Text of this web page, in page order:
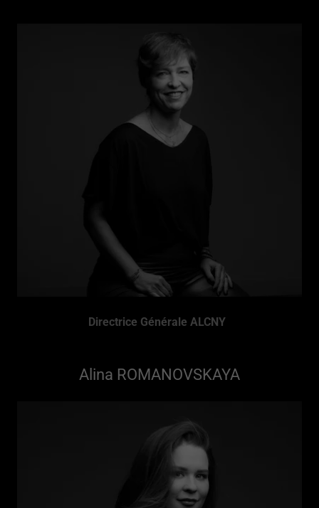
Directrice Générale ALCNY
Alina ROMANOVSKAYA